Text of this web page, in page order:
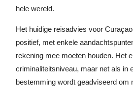
hele wereld.
Het huidige reisadvies voor
positief, met enkele
rekening mee moeten houden. Het
criminaliteitsniveau, maar net als in
bestemming wordt geadviseerd om